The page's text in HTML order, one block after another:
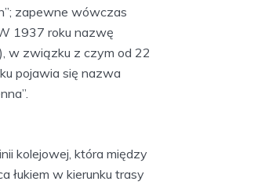
zapewne wówczas
1937 roku nazwę
w związku z czym od 22
pojawia się nazwa
kolejowej, która między
łukiem w kierunku trasy